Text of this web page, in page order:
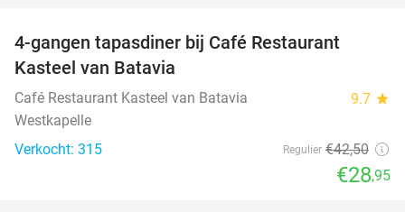
4-gangen tapasdiner bij Café Restaurant
Kasteel van Batavia
Café Restaurant Kasteel van Batavia 9.7 star
Westkapelle
Verkocht: 315
Regulier €42,50
€28,95